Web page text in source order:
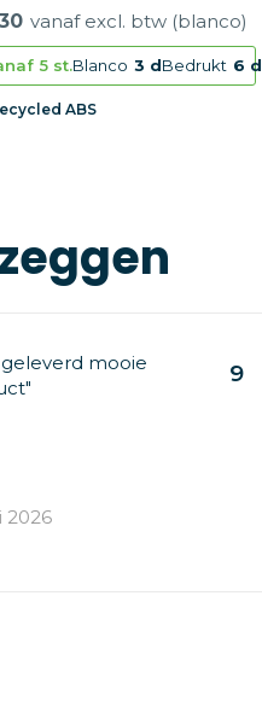
vanaf excl. btw (blanco)
5 st.Blanco 3 dBedrukt 6 d
ABS
geleverd mooie
9
2026